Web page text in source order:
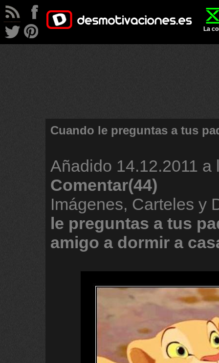
La
Cuando le preguntas a tus
Añadido 14.12.2011 a
Comentar(44)
Imágenes, Carteles y
le preguntas a tus
amigo a dormir a